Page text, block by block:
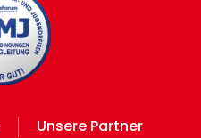
Unsere Partner